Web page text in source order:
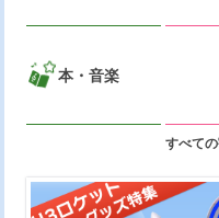
本・音楽
すべて